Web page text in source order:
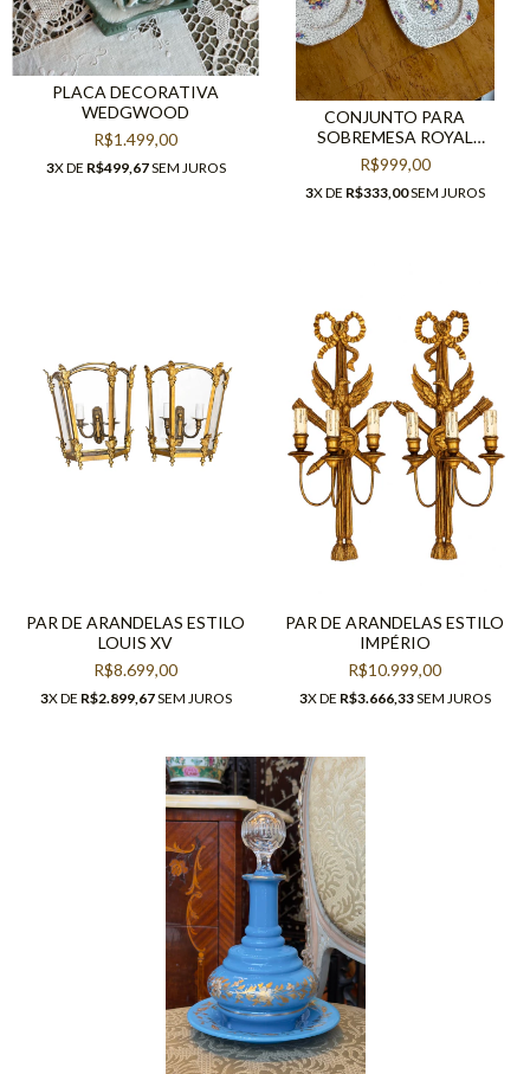
PLACA DECORATIVA
WEDGWOOD
R$1.499,00
3X DE R$499,67SEM JUROS
CONJUNTO PARA
SOBREMESA ROYAL
STAFFORDSHIRE
R$999,00
3X DE R$333,00SEM JUROS
PAR DE ARANDELAS ESTILO
LOUIS XV
R$8.699,00
3X DE R$2.899,67SEM JUROS
PAR DE ARANDELAS ESTILO
IMPÉRIO
R$10.999,00
3X DE R$3.666,33SEM JUROS